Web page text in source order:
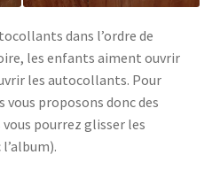
dans l’ordre de
les enfants aiment ouvrir
les autocollants. Pour
vous proposons donc des
pourrez glisser les